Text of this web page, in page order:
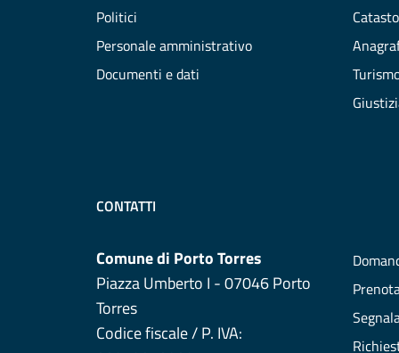
Politici
Personale amministrativo
Documenti e dati
CONTATTI
Comune di Porto Torres
Piazza Umberto I - 07046 Porto
Torres
Codice fiscale / P. IVA: